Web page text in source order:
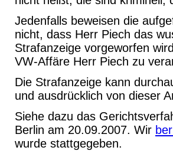
Jedenfalls beweisen die
nicht, dass Herr Piech das
Strafanzeige vorgeworfen
VW-Affäre Herr Piech zu
Die Strafanzeige kann
und ausdrücklich von dieser
Siehe dazu das
Berlin am 20.09.2007. Wir
wurde stattgegeben.